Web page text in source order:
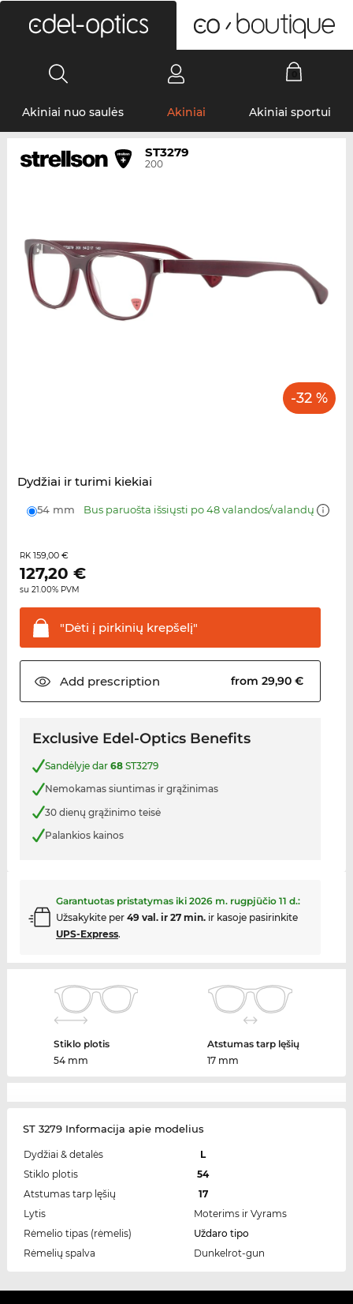
Akiniai nuo saulės Akiniai Akiniai sportui
ST3279
200
-32 %
Dydžiai ir turimi kiekiai
54 mm Bus paruošta išsiųsti po 48 valandos/valandų
RK 159,00 €
127,20 €
su 21.00% PVM
"Dėti į pirkinių krepšelį"
Add prescription from 29,90 €
Exclusive Edel-Optics Benefits
Sandėlyje dar 68ST3279
Nemokamas siuntimas ir grąžinimas
30 dienų grąžinimo teisė
Palankios kainos
Garantuotas pristatymas iki 2026 m. rugpjūčio 11 d.:
Užsakykite per 49 val. ir 27 min.ir kasoje pasirinkite
UPS-Express.
Stiklo plotis
54 mm
Atstumas tarp lęšių
17 mm
ST 3279 Informacija apie modelius
Dydžiai & detalės
L
Stiklo plotis
54
Atstumas tarp lęšių
17
Lytis
Moterims ir Vyrams
Rėmelio tipas (rėmelis)
Uždaro tipo
Rėmelių spalva
Dunkelrot-gun